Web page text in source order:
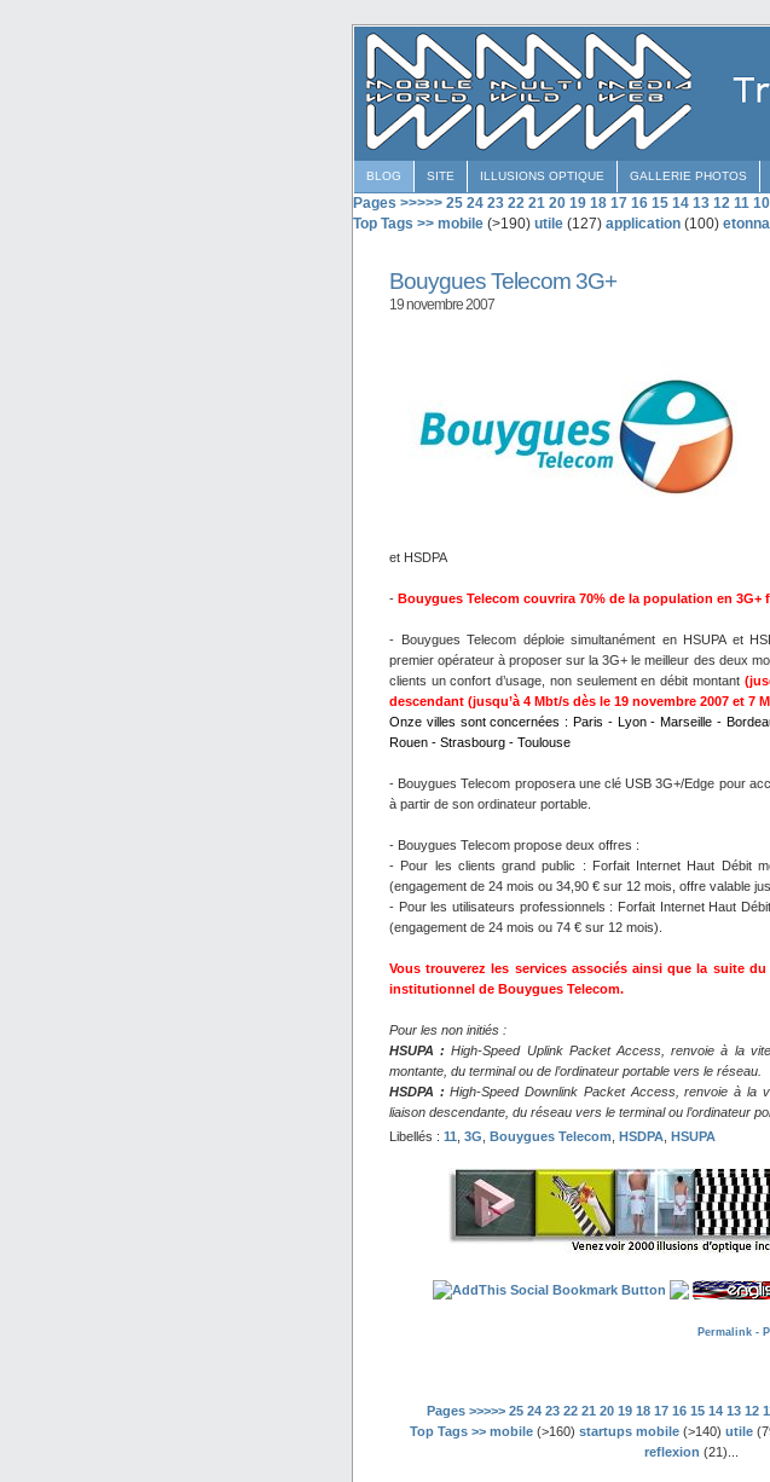
BLOG SITE ILLUSIONS OPTIQUE GALLERIE PHOTOS
Pages >>>>> 25 24 23 22 21 20 19 18 17 16 15 14 13 12 11 10
Top Tags >> mobile (>190) utile (127) application (100)
Bouygues Telecom 3G+
19 novembre 2007
et HSDPA
- Bouygues Telecom couvrira 70% de la population en 3G+
- Bouygues Telecom déploie simultanément en HSUPA et
premier opérateur à proposer sur la 3G+ le meilleur des deux
clients un confort d’usage, non seulement en débit montant
descendant (jusqu’à 4 Mbt/s dès le 19 novembre 2007 et 7
Onze villes sont concernées : Paris - Lyon - Marseille -
Rouen - Strasbourg - Toulouse
- Bouygues Telecom proposera une clé USB 3G+/Edge pour
à partir de son ordinateur portable.
- Bouygues Telecom propose deux offres :
- Pour les clients grand public : Forfait Internet Haut Débit
(engagement de 24 mois ou 34,90 € sur 12 mois, offre valable
- Pour les utilisateurs professionnels : Forfait Internet Haut
(engagement de 24 mois ou 74 € sur 12 mois).
Vous trouverez les services associés ainsi que la suite
institutionnel de Bouygues Telecom.
Pour les non initiés :
HSUPA : High-Speed Uplink Packet Access, renvoie à la
montante, du terminal ou de l’ordinateur portable vers le réseau.
HSDPA : High-Speed Downlink Packet Access, renvoie à la
liaison descendante, du réseau vers le terminal ou l’ordinateur
Libellés : 11 3G Bouygues Telecom HSDPA HSUPA
Permalink -
Pages >>>>> 25 24 23 22 21 20 19 18 17 16 15 14 13 12
Top Tags >> mobile (>160) startups mobile (>140) utile
reflexion (21)...